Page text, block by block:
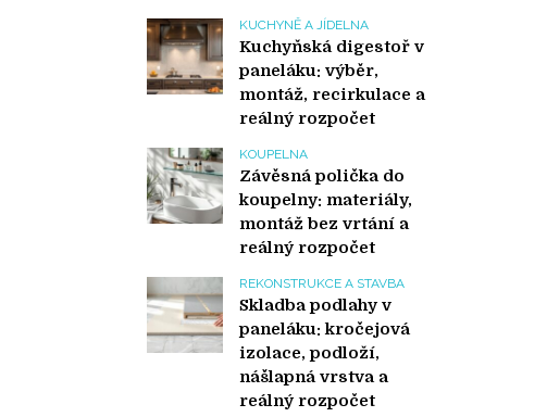
KUCHYNĚ A JÍDELNA
Kuchyňská digestoř v
paneláku: výběr,
montáž, recirkulace a
reálný rozpočet
KOUPELNA
Závěsná polička do
koupelny: materiály,
montáž bez vrtání a
reálný rozpočet
REKONSTRUKCE A STAVBA
Skladba podlahy v
paneláku: kročejová
izolace, podloží,
nášlapná vrstva a
reálný rozpočet